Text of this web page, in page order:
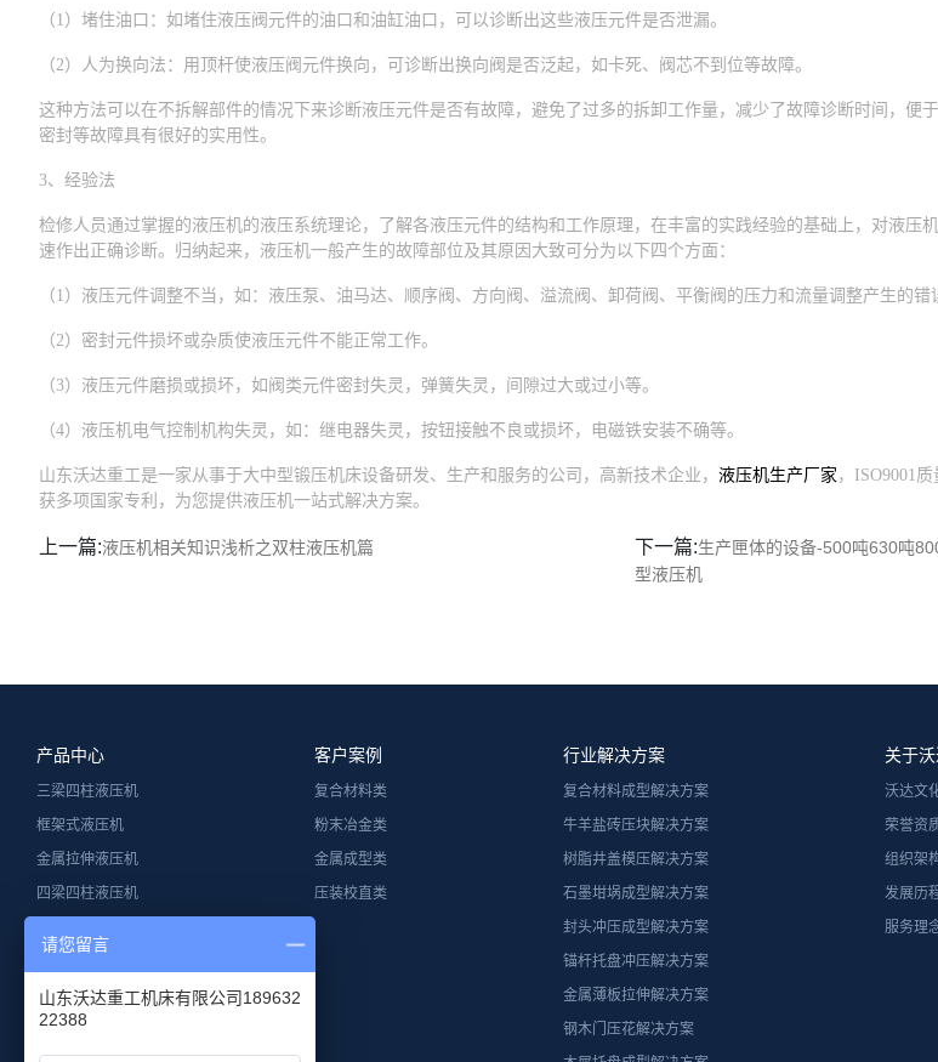
（1）堵住油口：如堵住液压阀元件的油口和油缸油口，可以诊断出这些液压元件是否泄漏。
（2）人为换向法：用顶杆使液压阀元件换向，可诊断出换向阀是否泛起，如卡死、阀芯不到位等故障。
这种方法可以在不拆解部件的情况下来诊断液压元件是否有故障，避免了过多的拆卸工作量，减少了故障诊断时间，便
密封等故障具有很好的实用性。
3、经验法
检修人员通过掌握的液压机的液压系统理论，了解各液压元件的结构和工作原理，在丰富的实践经验的基础上，对液压
速作出正确诊断。归纳起来，液压机一般产生的故障部位及其原因大致可分为以下四个方面：
（1）液压元件调整不当，如：液压泵、油马达、顺序阀、方向阀、溢流阀、卸荷阀、平衡阀的压力和流量调整产生的错
（2）密封元件损坏或杂质使液压元件不能正常工作。
（3）液压元件磨损或损坏，如阀类元件密封失灵，弹簧失灵，间隙过大或过小等。
（4）液压机电气控制机构失灵，如：继电器失灵，按钮接触不良或损坏，电磁铁安装不确等。
山东沃达重工是一家从事于大中型锻压机床设备研发、生产和服务的公司，高新技术企业， 液压机生产厂家 ，ISO9001
获多项国家专利，为您提供液压机一站式解决方案。
上一篇:液压机相关知识浅析之双柱液压机篇 下一篇:生产匣体的设备-500吨630吨
型液压机
产品中心
三梁四柱液压机
框架式液压机
金属拉伸液压机
四梁四柱液压机
钢木门压花机
卧式液压机
客户案例
复合材料类
粉末冶金类
金属成型类
压装校直类
行业解决方案
复合材料成型解决方案
牛羊盐砖压块解决方案
树脂井盖模压解决方案
石墨坩埚成型解决方案
封头冲压成型解决方案
锚杆托盘冲压解决方案
金属薄板拉伸解决方案
钢木门压花解决方案
关于
沃达文
荣誉资
组织架
发展历
服务理
请您留言
山东沃达重工机床有限公司189632
22388